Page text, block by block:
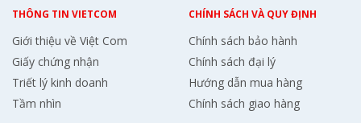
THÔNG TIN VIETCOM
Giới thiệu về Việt Com
Giấy chứng nhận
Triết lý kinh doanh
Tầm nhìn
CHÍNH SÁCH VÀ QUY ĐỊNH
Chính sách bảo hành
Chính sách đại lý
Hướng dẫn mua hàng
Chính sách giao hàng